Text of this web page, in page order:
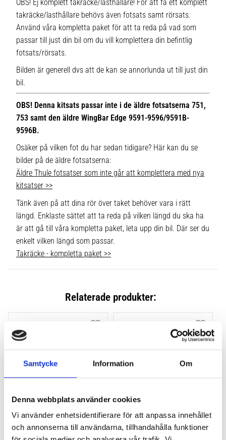
Samtycke Information Om
Denna webbplats använder cookies
Vi använder enhetsidentifierare för att anpassa innehållet
och annonserna till användarna, tillhandahålla funktioner
OBS! Ej komplett takräcke/lasthållare! För att få ett komplett
takräcke/lasthållare behövs även fotsats samt rörsats.
Använd våra kompletta paket för att ta reda på vad som
passar till just din bil om du vill komplettera din befintlig
fotsats/rörsats.
Bilden är generell dvs att de kan se annorlunda ut till just din
bil.
OBS! Denna kitsats passar inte i de äldre fotsatserna 751,
753 samt den äldre WingBar Edge 9591-9596/9591B-
9596B.
Osäker på vilken fot du har sedan tidigare? Här kan du se
bilder på de äldre fotsatserna:
Äldre Thule fotsatser som inte går att komplettera med nya
kitsatser >>
Tänk även på att dina rör över taket behöver vara i rätt
längd. Enklaste sättet att ta reda på vilken längd du ska ha
är att gå till våra kompletta paket, leta upp din bil. Där ser du
enkelt vilken längd som passar.
Takräcke - kompletta paket >>
Relaterade produkter:
THULE FLUSH RAIL EVO
4-PACK 710600
THULE FLUSH RAIL
EDGE FOTSATS 4-PACK
Lägg